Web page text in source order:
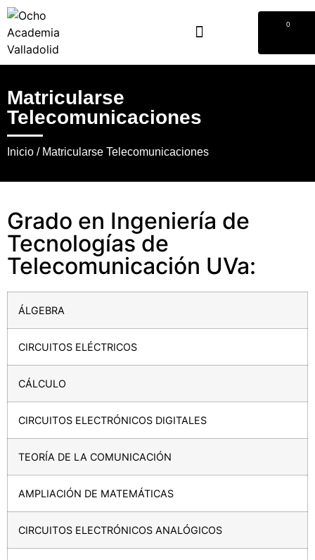
0
Matricularse
Telecomunicaciones
Inicio / Matricularse Telecomunicaciones
Grado en Ingeniería de
Tecnologías de
Telecomunicación UVa:
ÁLGEBRA
CIRCUITOS ELÉCTRICOS
CÁLCULO
CIRCUITOS ELECTRÓNICOS DIGITALES
TEORÍA DE LA COMUNICACIÓN
AMPLIACIÓN DE MATEMÁTICAS
CIRCUITOS ELECTRÓNICOS ANALÓGICOS